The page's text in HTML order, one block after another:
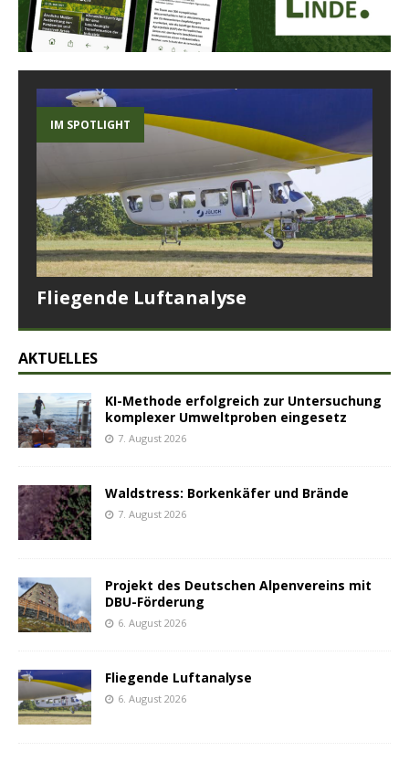
IM SPOTLIGHT
Fliegende Luftanalyse
AKTUELLES
KI-Methode erfolgreich zur Untersuchung
komplexer Umweltproben eingesetz
7. August 2026
Waldstress: Borkenkäfer und Brände
7. August 2026
Projekt des Deutschen Alpenvereins mit
DBU-Förderung
6. August 2026
Fliegende Luftanalyse
6. August 2026